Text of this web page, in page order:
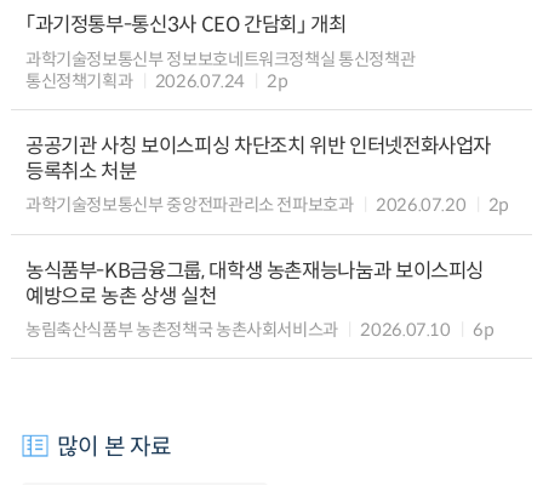
「과기정통부-통신3사 CEO 간담회」 개최
과학기술정보통신부 정보보호네트워크정책실 통신정책관
통신정책기획과
2026.07.24 2p
공공기관 사칭 보이스피싱 차단조치 위반 인터넷전화사업자
등록취소 처분
과학기술정보통신부 중앙전파관리소 전파보호과 2026.07.20 2p
농식품부-KB금융그룹, 대학생 농촌재능나눔과 보이스피싱
예방으로 농촌 상생 실천
농림축산식품부 농촌정책국 농촌사회서비스과 2026.07.10 6p
많이 본 자료